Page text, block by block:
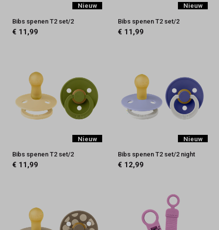
Nieuw
Bibs spenen T2 set/2
€ 11,99
Nieuw
Bibs spenen T2 set/2
€ 11,99
Nieuw
Bibs spenen T2 set/2
€ 11,99
Nieuw
Bibs spenen T2 set/2 night
€ 12,99